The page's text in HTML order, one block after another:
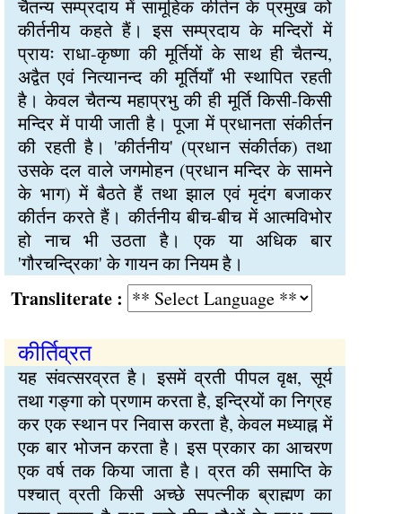
चैतन्य सम्प्रदाय में सामूहिक कीर्तन के प्रमुख को
कीर्तनीय कहते हैं। इस सम्प्रदाय के मन्दिरों में
प्रायः राधा-कृष्णा की मूर्तियों के साथ ही चैतन्य,
अद्वैत एवं नित्यानन्द की मूर्तियाँ भी स्‍थापित रहती
है। केवल चैतन्य महाप्रभु की ही मूर्ति किसी-किसी
मन्दिर में पायी जाती है। पूजा में प्रधानता संकीर्तन
की रहती है। 'कीर्तनीय' (प्रधान संकीर्तक) तथा
उसके दल वाले जगमोहन (प्रधान मन्दिर के सामने
के भाग) में बैठते हैं तथा झाल एवं मृदंग बजाकर
कीर्तन करते हैं। कीर्तनीय बीच-बीच में आत्मविभोर
हो नाच भी उठता है। एक या अधिक बार
'गौरचन्द्रिका' के गायन का नियम है।
:
कीर्तिव्रत
यह संवत्सरव्रत है। इसमें व्रती पीपल वृक्ष, सूर्य
तथा गङ्गा को प्रणाम करता है, इन्द्रियों का निग्रह
कर एक स्थान पर निवास करता है, केवल मध्याह्न में
एक बार भोजन करता है। इस प्रकार का आचरण
एक वर्ष तक किया जाता है। व्रत की समाप्ति के
पश्चात् व्रती किसी अच्छे सपत्नीक ब्राह्मण का